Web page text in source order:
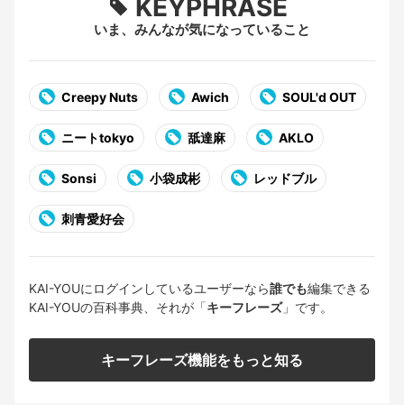
KEYPHRASE
いま、みんなが気になっていること
Creepy Nuts Awich SOUL'd OUT
ニートtokyo 舐達麻 AKLO
Sonsi 小袋成彬 レッドブル
刺青愛好会
KAI-YOUにログインしているユーザーなら誰でも編集できる
KAI-YOUの百科事典、それが「キーフレーズ」です。
キーフレーズ機能をもっと知る